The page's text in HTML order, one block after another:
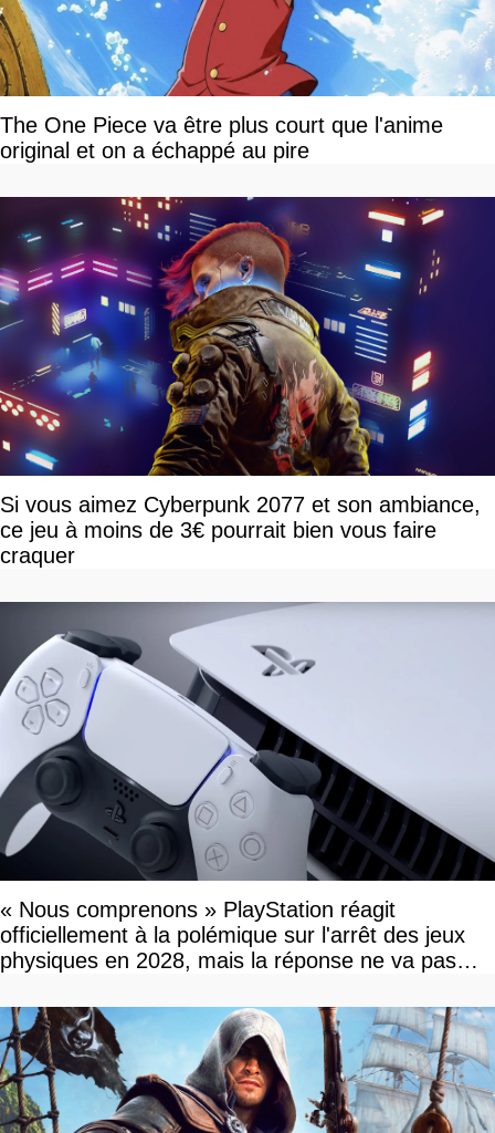
The One Piece va être plus court que l'anime
original et on a échappé au pire
Si vous aimez Cyberpunk 2077 et son ambiance,
ce jeu à moins de 3€ pourrait bien vous faire
craquer
« Nous comprenons » PlayStation réagit
officiellement à la polémique sur l'arrêt des jeux
physiques en 2028, mais la réponse ne va pas